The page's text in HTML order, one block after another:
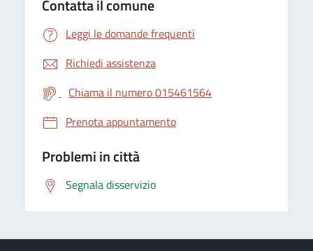
Contatta il comune
Leggi le domande frequenti
Richiedi assistenza
Chiama il numero 015461564
Prenota appuntamento
Problemi in città
Segnala disservizio